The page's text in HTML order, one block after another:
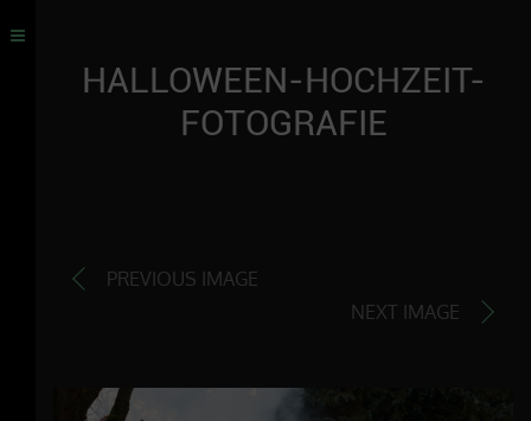
HALLOWEEN-HOCHZEIT-
FOTOGRAFIE
PREVIOUS IMAGE
NEXT IMAGE